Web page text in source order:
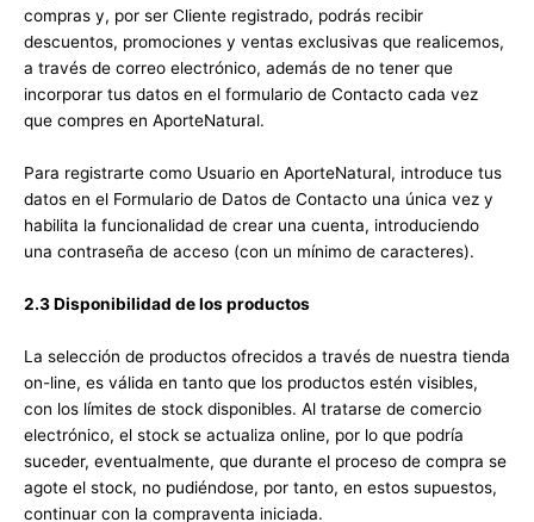
compras y, por ser Cliente registrado, podrás recibir
descuentos, promociones y ventas exclusivas que realicemos,
a través de correo electrónico, además de no tener que
incorporar tus datos en el formulario de Contacto cada vez
que compres en AporteNatural.
Para registrarte como Usuario en AporteNatural, introduce tus
datos en el Formulario de Datos de Contacto una única vez y
habilita la funcionalidad de crear una cuenta, introduciendo
una contraseña de acceso (con un mínimo de caracteres).
2.3 Disponibilidad de los productos
La selección de productos ofrecidos a través de nuestra tienda
on-line, es válida en tanto que los productos estén visibles,
con los límites de stock disponibles. Al tratarse de comercio
electrónico, el stock se actualiza online, por lo que podría
suceder, eventualmente, que durante el proceso de compra se
agote el stock, no pudiéndose, por tanto, en estos supuestos,
continuar con la compraventa iniciada.